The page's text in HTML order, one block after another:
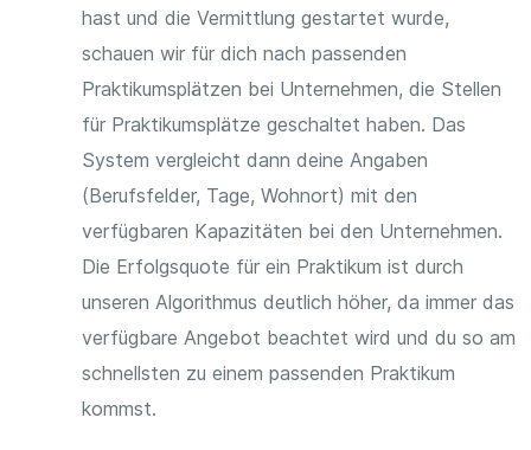
hast und die Vermittlung gestartet wurde,
schauen wir für dich nach passenden
Praktikumsplätzen bei Unternehmen, die Stellen
für Praktikumsplätze geschaltet haben. Das
System vergleicht dann deine Angaben
(Berufsfelder, Tage, Wohnort) mit den
verfügbaren Kapazitäten bei den Unternehmen.
Die Erfolgsquote für ein Praktikum ist durch
unseren Algorithmus deutlich höher, da immer das
verfügbare Angebot beachtet wird und du so am
schnellsten zu einem passenden Praktikum
kommst.